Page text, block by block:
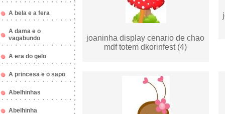
A bela e a fera
A dama e o
vagabundo
A era do gelo
A princesa e o sapo
Abelhinhas
Abelhinha
joaninha display cenario de chao
mdf totem dkorinfest (4)